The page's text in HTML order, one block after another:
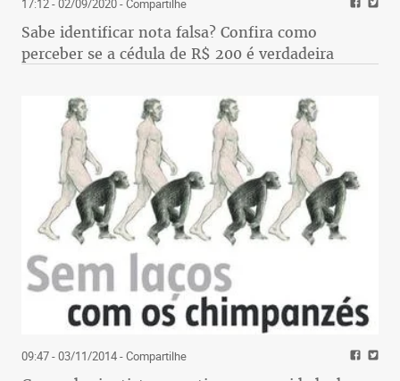
17:12 - 02/09/2020- Compartilhe
Sabe identificar nota falsa? Confira como
perceber se a cédula de R$ 200 é verdadeira
09:47 - 03/11/2014- Compartilhe